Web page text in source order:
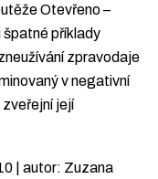
Otevřeno –
špatné příklady
zpravodaje
v negativní
její
| autor: Zuzana